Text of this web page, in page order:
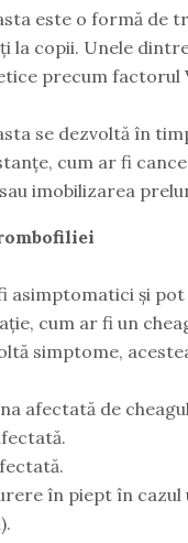
este o formă de
la copii. Unele
precum factorul
se dezvoltă în
cum ar fi
imobilizarea
asimptomatici și
cum ar fi un
simptome,
afectată de
în piept în cazul